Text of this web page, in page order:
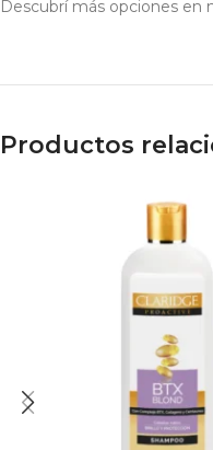
Descubrí más opciones en
Productos